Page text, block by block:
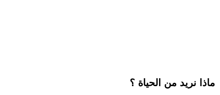
ماذا نريد من الحياة ؟